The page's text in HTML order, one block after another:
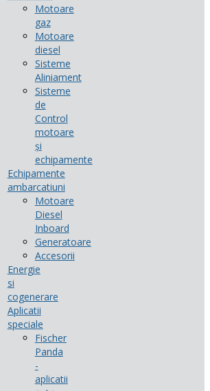
Motoare
gaz
Motoare
diesel
Sisteme
Aliniament
Sisteme
de
Control
motoare
și
echipamente
Echipamente
ambarcatiuni
Motoare
Diesel
Inboard
Generatoare
Accesorii
Energie
si
cogenerare
Aplicatii
speciale
Fischer
Panda
-
aplicatii